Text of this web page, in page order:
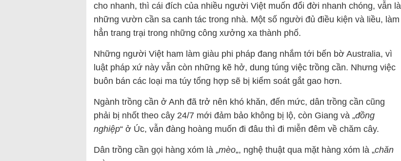
cho nhanh, thì cái đích của nhiều người Việt muốn đổi đời nhanh chóng, vẫn là
những vườn cần sa canh tác trong nhà. Một số người đủ điều kiện và liều, làm
hẳn trang trại trong những công xưởng xa thành phố.
Những người Việt ham làm giàu phi pháp đang nhắm tới bến bờ Australia, vì
luật pháp xứ này vẫn còn những kẽ hở, dung túng việc trồng cần. Nhưng việc
buôn bán các loại ma túy tổng hợp sẽ bị kiểm soát gắt gao hơn.
Ngành trồng cần ở Anh đã trở nên khó khăn, đến mức, dân trồng cần cũng
phải bị nhốt theo cây 24/7 mới đảm bảo không bị lộ, còn Giang và „đồng
nghiệp“ ở Úc, vẫn đàng hoàng muốn đi đâu thì đi miễn đêm về chăm cây.
Dân trồng cần gọi hàng xóm là „mèo„, nghệ thuật qua mặt hàng xóm là „chăn